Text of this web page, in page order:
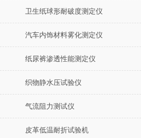
卫生纸球形耐破度测定仪
汽车内饰材料雾化测定仪
纸尿裤渗透性能测定仪
织物静水压试验仪
气流阻力测试仪
皮革低温耐折试验机